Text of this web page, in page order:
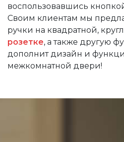
воспользовавшись
Своим клиентам мы
ручки на квадратной,
розетке, а также другую
дополнит дизайн и
межкомнатной двери!